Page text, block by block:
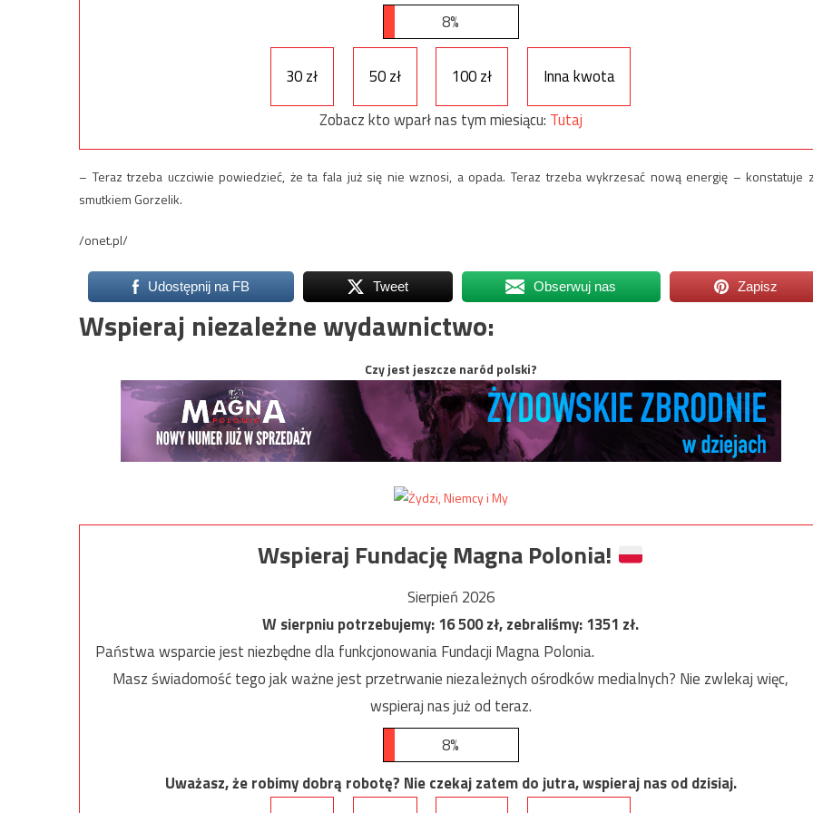
8%
30 zł 50 zł 100 zł
Inna kwota
Zobacz kto wparł nas tym miesiącu: Tutaj
– Teraz trzeba uczciwie powiedzieć, że ta fala już się nie wznosi, a opada. Teraz trzeba wykrzesać nową energię – konstatuje
smutkiem Gorzelik.
/onet.pl/
Udostępnij na FB Tweet Obserwuj nas Zapisz
Wspieraj niezależne wydawnictwo:
Czy jest jeszcze naród polski?
Wspieraj Fundację Magna Polonia!
Sierpień 2026
W sierpniu potrzebujemy:16 500zł, zebraliśmy:1351 zł.
Państwa wsparcie jest niezbędne dla funkcjonowania Fundacji Magna Polonia.
Masz świadomość tego jak ważne jest przetrwanie niezależnych ośrodków medialnych? Nie zwlekaj więc,
wspieraj nas już od teraz.
8%
Uważasz, że robimy dobrą robotę? Nie czekaj zatem do jutra, wspieraj nas od dzisiaj.